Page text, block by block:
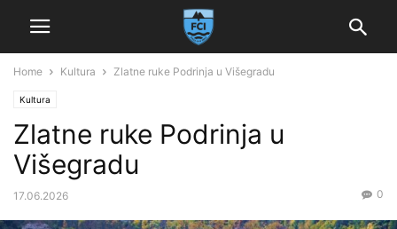
Home Kultura Zlatne ruke Podrinja u Višegradu
Kultura
Zlatne ruke Podrinja u
Višegradu
17.06.2026 0